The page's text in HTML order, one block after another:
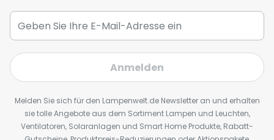
Anmelden
Melden Sie sich für den Lampenwelt.de Newsletter an und erhalten
sie tolle Angebote aus dem Sortiment Lampen und Leuchten,
Ventilatoren, Solaranlagen und Smart Home Produkte, Rabatt-